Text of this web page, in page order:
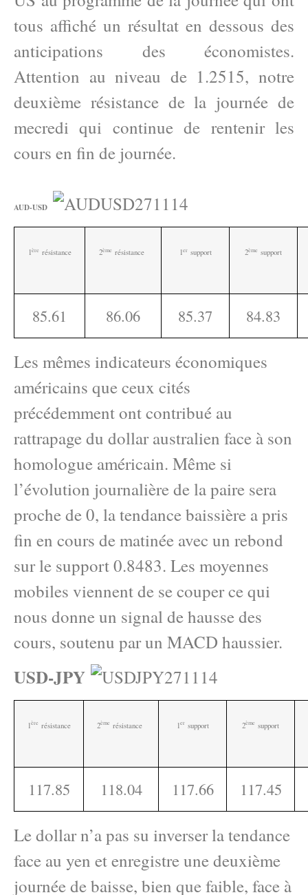
tous affiché un résultat en dessous des
anticipations des économistes.
Attention au niveau de 1.2515, notre
deuxième résistance de la journée de
mecredi qui continue de rentenir les
cours en fin de journée.
AUD-USD
1ère résistance 2ème résistance 1ersupport 2ème support
85.61 86.06 85.37 84.83
Les mêmes indicateurs économiques
américains que ceux cités
précédemment ont contribué au
rattrapage du dollar australien face à son
homologue américain. Même si
l’évolution journalière de la paire sera
proche de 0, la tendance baissière a pris
fin en cours de matinée avec un rebond
sur le support 0.8483. Les moyennes
mobiles viennent de se couper ce qui
nous donne un signal de hausse des
cours, soutenu par un MACD haussier.
USD-JPY
1ère résistance 2ème résistance 1ersupport 2ème support
117.85 118.04 117.66 117.45
Le dollar n’a pas su inverser la tendance
face au yen et enregistre une deuxième
journée de baisse, bien que faible, face à